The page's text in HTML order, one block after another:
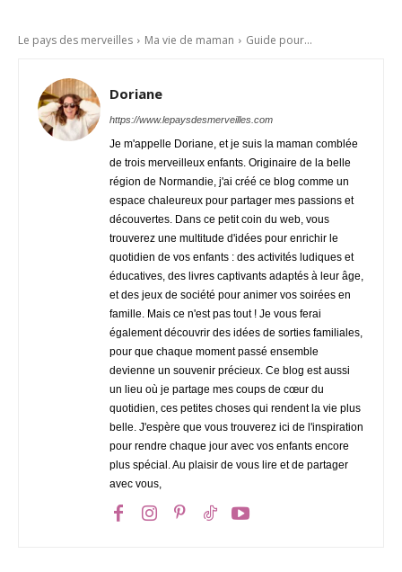
Le pays des merveilles Ma vie de maman Guide pour...
Doriane
https://www.lepaysdesmerveilles.com
Je m'appelle Doriane, et je suis la maman comblée
de trois merveilleux enfants. Originaire de la belle
région de Normandie, j'ai créé ce blog comme un
espace chaleureux pour partager mes passions et
découvertes. Dans ce petit coin du web, vous
trouverez une multitude d'idées pour enrichir le
quotidien de vos enfants : des activités ludiques et
éducatives, des livres captivants adaptés à leur âge,
et des jeux de société pour animer vos soirées en
famille. Mais ce n'est pas tout ! Je vous ferai
également découvrir des idées de sorties familiales,
pour que chaque moment passé ensemble
devienne un souvenir précieux. Ce blog est aussi
un lieu où je partage mes coups de cœur du
quotidien, ces petites choses qui rendent la vie plus
belle. J'espère que vous trouverez ici de l'inspiration
pour rendre chaque jour avec vos enfants encore
plus spécial. Au plaisir de vous lire et de partager
avec vous,